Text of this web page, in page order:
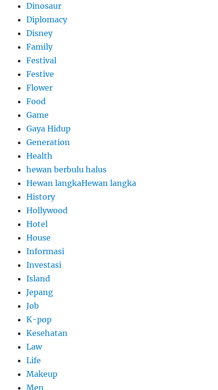
Dinosaur
Diplomacy
Disney
Family
Festival
Festive
Flower
Food
Game
Gaya Hidup
Generation
Health
hewan berbulu halus
Hewan langkaHewan langka
History
Hollywood
Hotel
House
Informasi
Investasi
Island
Jepang
Job
K-pop
Kesehatan
Law
Life
Makeup
Men